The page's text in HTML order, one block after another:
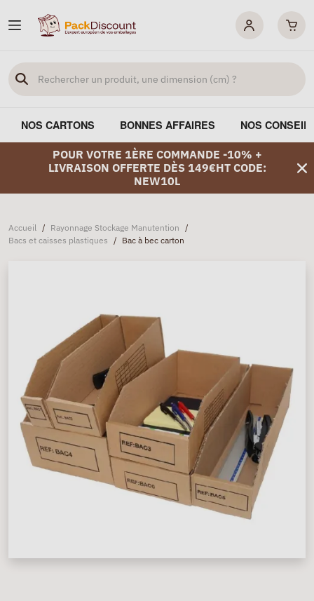
NOS CARTONS BONNES AFFAIRES NOS
POUR VOTRE 1ÈRE COMMANDE -10% +
LIVRAISON OFFERTE DÈS 149€HT CODE:
NEW10L
Accueil / Rayonnage Stockage Manutention /
Bacs et caisses plastiques / Bac à bec carton